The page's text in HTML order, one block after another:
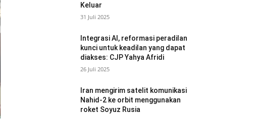
Keluar
31 Juli 2025
Integrasi AI, reformasi peradilan
kunci untuk keadilan yang dapat
diakses: CJP Yahya Afridi
26 Juli 2025
Iran mengirim satelit komunikasi
Nahid-2 ke orbit menggunakan
roket Soyuz Rusia